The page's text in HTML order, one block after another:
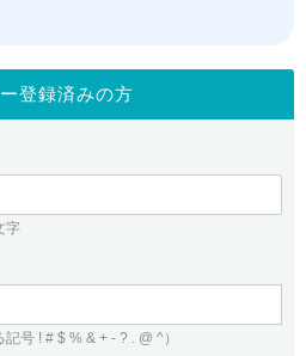
ログイン
メインをご利用希望の方
ーザー登録
登録済みの方
字
号 ! # $ % & + - ? . @ ^）